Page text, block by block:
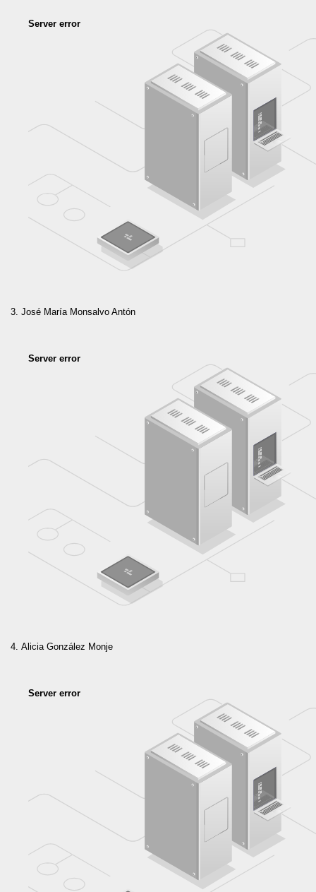
Server error
José María Monsalvo Antón
Server error
Alicia González Monje
Server error